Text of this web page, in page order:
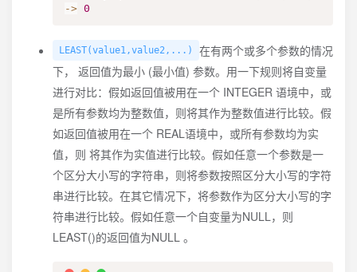
-> 0
LEAST(value1,value2,...)
在有两个或多个参数的情况
下， 返回值为最小 (最小值) 参数。用一下规则将自变量
进行对比：假如返回值被用在一个 INTEGER 语境中，或
是所有参数均为整数值，则将其作为整数值进行比较。假
如返回值被用在一个 REAL语境中，或所有参数均为实
值，则 将其作为实值进行比较。假如任意一个参数是一
个区分大小写的字符串，则将参数按照区分大小写的字符
串进行比较。在其它情况下，将参数作为区分大小写的字
符串进行比较。假如任意一个自变量为NULL，则
LEAST()的返回值为NULL 。